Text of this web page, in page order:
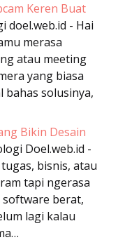
Keren Buat
doel.web.id - Hai
merasa
atau meeting
yang biasa
bahas solusinya,
Bikin Desain
Doel.web.id -
bisnis, atau
tapi ngerasa
berat,
lagi kalau